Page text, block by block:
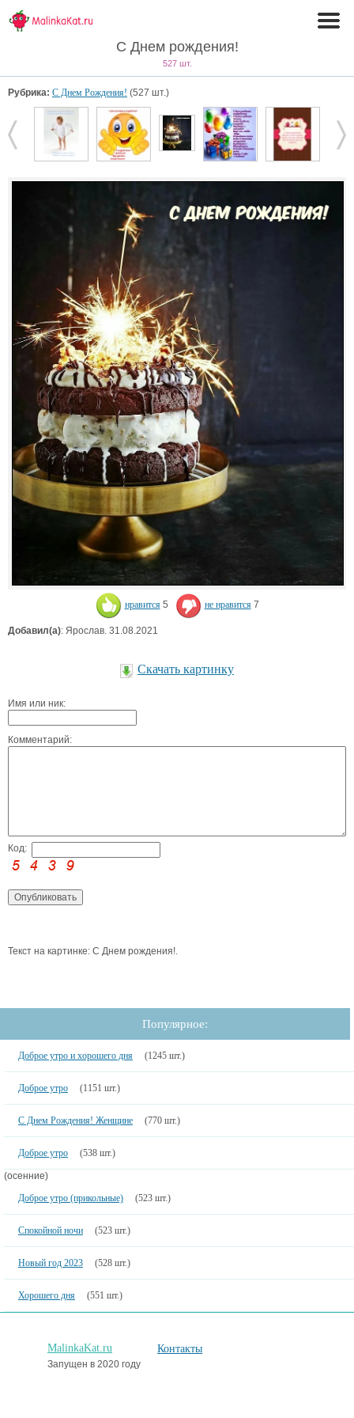
С Днем рождения!
527 шт.
Рубрика: С Днем Рождения! (527 шт.)
нравится 5 не нравится 7
Добавил(а): Ярослав. 31.08.2021
Скачать картинку
Имя или ник:
Комментарий:
Код:
Текст на картинке: С Днем рождения!.
Популярное:
Доброе утро и хорошего дня (1245 шт.)
Доброе утро (1151 шт.)
С Днем Рождения! Женщине (770 шт.)
Доброе утро (538 шт.)
(осенние)
Доброе утро (прикольные)
(523 шт.)
Спокойной ночи (523 шт.)
Новый год 2023 (528 шт.)
Хорошего дня (551 шт.)
MalinkaKat.ru
Запущен в 2020 году
Контакты